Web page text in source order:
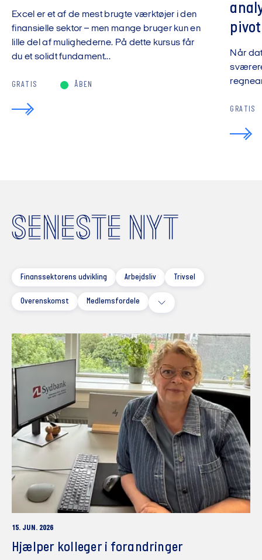
Excel er et af de mest brugte værktøjer i den
finansielle sektor – men mange bruger kun en
lille del af mulighederne. På dette kursus får
du et solidt fundament...
GRATIS ÅBEN
Når
GRATIS
SENESTE NYT
Finanssektorens udvikling Arbejdsliv Trivsel
Overenskomst Medlemsfordele
15. JUN. 2026
Hjælper kolleger i forandringer